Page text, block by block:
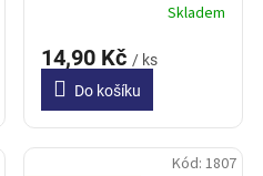
Skladem
14,90 Kč / ks
Do košíku
Kód: 1807